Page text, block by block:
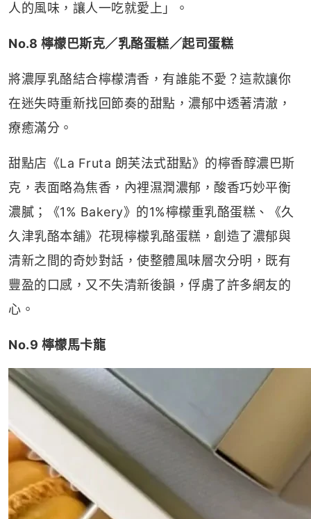
人的風味，讓人一吃就愛上」。
No.8 檸檬巴斯克／乳酪蛋糕／起司蛋糕
將濃厚乳酪結合檸檬清香，有誰能不愛？這款讓你
在迷失時重新找回節奏的甜點，濃郁中透著清澈，
療癒滿分。
甜點店《La Fruta 朗芙法式甜點》的檸香醇濃巴斯
克，表面略為焦香，內裡濕潤濃郁，酸香巧妙平衡
濃膩；《1% Bakery》的1%檸檬重乳酪蛋糕、《久
久津乳酪本舖》花現檸檬乳酪蛋糕，創造了濃郁與
清新之間的奇妙對話，使整體風味層次分明，既有
豐盈的口感，又不失清新後韻，俘虜了許多網友的
心。
No.9 檸檬馬卡龍